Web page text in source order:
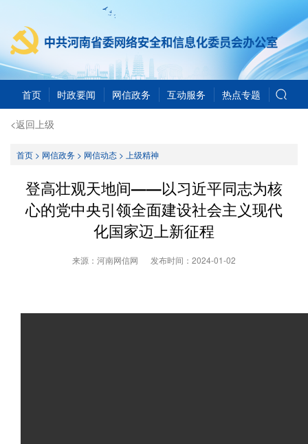
首页 时政要闻 网信政务 互动服务 热点专题
<返回上级
首页> 网信政务> 网信动态> 上级精神
登高壮观天地间——以习近平同志为核
心的党中央引领全面建设社会主义现代
化国家迈上新征程
来源：河南网信网 发布时间： 2024-01-02